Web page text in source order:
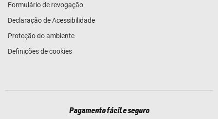
Formulário de revogação
Declaração de Acessibilidade
Proteção do ambiente
Definições de cookies
Pagamento fácil e seguro